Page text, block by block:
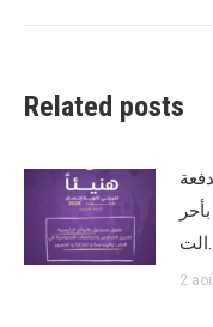
Related posts
2